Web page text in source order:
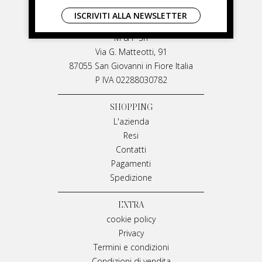
LIVIANA MIRARCHI
M & P Srl
Via G. Matteotti, 91
87055 San Giovanni in Fiore Italia
P IVA 02288030782
SHOPPING
L'azienda
Resi
Contatti
Pagamenti
Spedizione
EXTRA
cookie policy
Privacy
Termini e condizioni
ISCRIVITI ALLA NEWSLETTER